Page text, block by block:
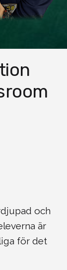
och
är
för det